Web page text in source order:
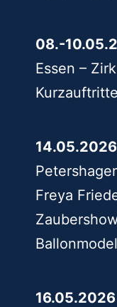
08.-
Essen –
Kurzauftritte
14.05.2026
Freya
16.05.2026